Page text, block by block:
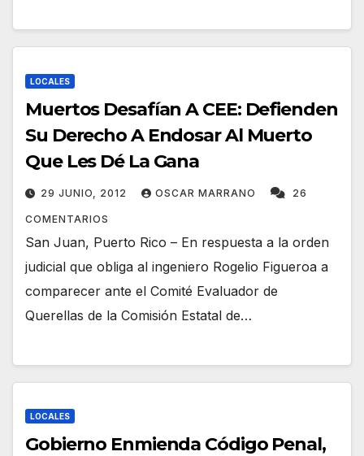
LOCALES
Muertos Desafían A CEE: Defienden
Su Derecho A Endosar Al Muerto
Que Les Dé La Gana
29 JUNIO, 2012 OSCAR MARRANO 26
COMENTARIOS
San Juan, Puerto Rico – En respuesta a la orden
judicial que obliga al ingeniero Rogelio Figueroa a
comparecer ante el Comité Evaluador de
Querellas de la Comisión Estatal de…
LOCALES
Gobierno Enmienda Código Penal,